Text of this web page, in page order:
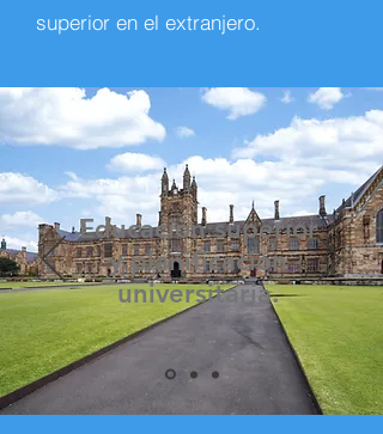
superior en el extranjero.
Educación superior
y planificación
universitaria.